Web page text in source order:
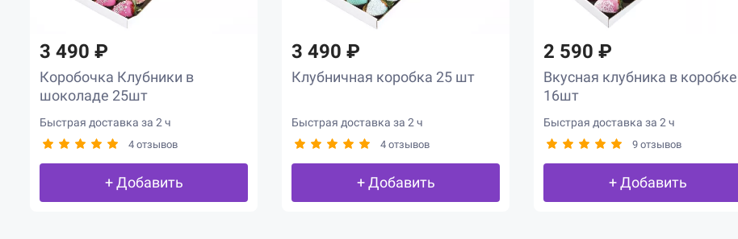
3 490 ₽
Коробочка Клубники в
шоколаде 25шт
Быстрая доставка за 2 ч
4 отзывов
+ Добавить
3 490 ₽
Клубничная коробка 25 шт
Быстрая доставка за 2 ч
4 отзывов
+ Добавить
2 590 ₽
Вкусная клубника в коробке
16шт
Быстрая доставка за 2 ч
9 отзывов
+ Добавить